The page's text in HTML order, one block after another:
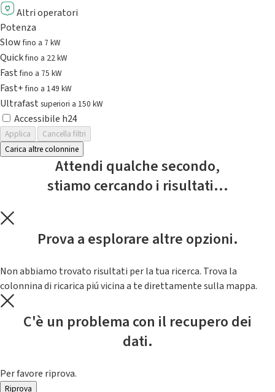
Altri operatori
Potenza
Slowfino a 7 kW
Quickfino a 22 kW
Fastfino a 75 kW
Fast+fino a 149 kW
Ultrafast superiori a 150 kW
Accessibile h24
Applica
Cancella filtri
Carica altre colonnine
Attendi qualche secondo,
stiamo cercando i risultati...
Prova a esplorare altre opzioni.
Non abbiamo trovato risultati per la tua ricerca. Trova la
colonnina di ricarica piú vicina a te direttamente sulla mappa.
C'è un problema con il recupero dei
dati.
Per favore riprova.
Riprova